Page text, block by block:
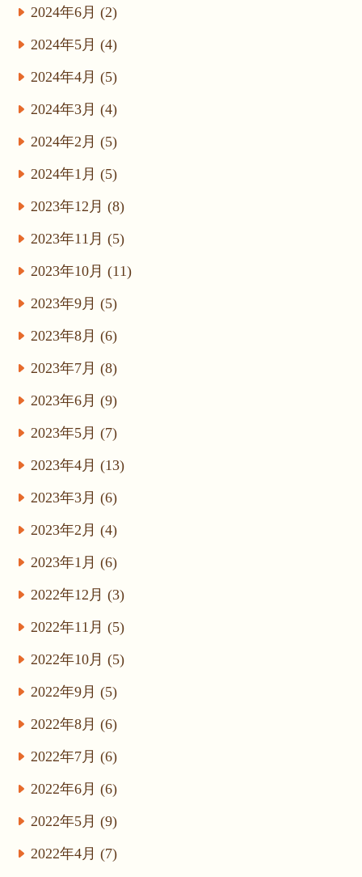
2024年6月 (2)
2024年5月 (4)
2024年4月 (5)
2024年3月 (4)
2024年2月 (5)
2024年1月 (5)
2023年12月 (8)
2023年11月 (5)
2023年10月 (11)
2023年9月 (5)
2023年8月 (6)
2023年7月 (8)
2023年6月 (9)
2023年5月 (7)
2023年4月 (13)
2023年3月 (6)
2023年2月 (4)
2023年1月 (6)
2022年12月 (3)
2022年11月 (5)
2022年10月 (5)
2022年9月 (5)
2022年8月 (6)
2022年7月 (6)
2022年6月 (6)
2022年5月 (9)
2022年4月 (7)